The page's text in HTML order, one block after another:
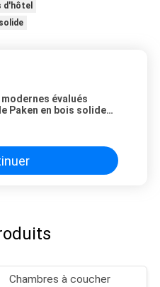
d'hôtel
modernes évalués
Paken en bois solide
Chambres à coucher